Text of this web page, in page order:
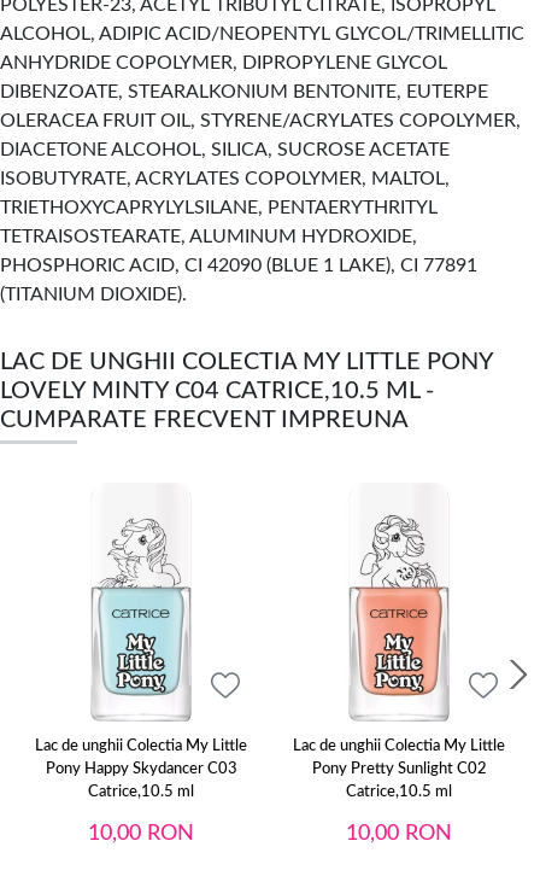
POLYESTER-23, ACETYL TRIBUTYL CITRATE, ISOPROPYL
ALCOHOL, ADIPIC ACID/NEOPENTYL GLYCOL/TRIMELLITIC
ANHYDRIDE COPOLYMER, DIPROPYLENE GLYCOL
DIBENZOATE, STEARALKONIUM BENTONITE, EUTERPE
OLERACEA FRUIT OIL, STYRENE/ACRYLATES COPOLYMER,
DIACETONE ALCOHOL, SILICA, SUCROSE ACETATE
ISOBUTYRATE, ACRYLATES COPOLYMER, MALTOL,
TRIETHOXYCAPRYLYLSILANE, PENTAERYTHRITYL
TETRAISOSTEARATE, ALUMINUM HYDROXIDE,
PHOSPHORIC ACID, CI 42090 (BLUE 1 LAKE), CI 77891
(TITANIUM DIOXIDE).
LAC DE UNGHII COLECTIA MY LITTLE PONY
LOVELY MINTY C04 CATRICE,10.5 ML -
CUMPARATE FRECVENT IMPREUNA
Lac de unghii Colectia My Little
Pony Happy Skydancer C03
Catrice,10.5 ml
10,00 RON
Lac de unghii Colectia My Little
Pony Pretty Sunlight C02
Catrice,10.5 ml
10,00 RON